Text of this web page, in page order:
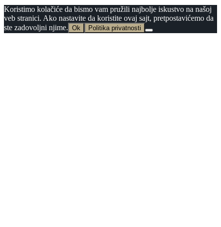
Koristimo kolačiće da bismo vam pružili najbolje iskustvo na našoj
veb stranici. Ako nastavite da koristite ovaj sajt, pretpostavićemo da
ste zadovoljni njime. Ok Politika privatnosti